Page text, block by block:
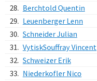
28. Berchtold Quentin
29. Leuenberger Lenn
30. Schneider Julian
31. VytiskSouffray Vincent
32. Schweizer Erik
33. Niederkofler Nico